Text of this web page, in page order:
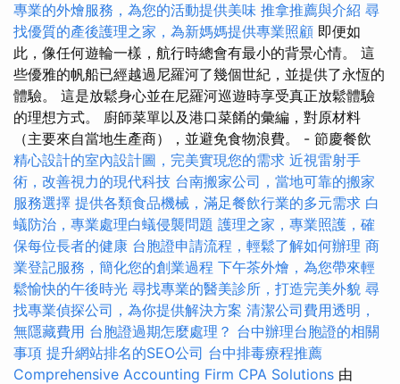
專業的外燴服務，為您的活動提供美味 推拿推薦與介紹 尋
找優質的產後護理之家，為新媽媽提供專業照顧 即便如
此，像任何遊輪一樣，航行時總會有最小的背景心情。 這
些優雅的帆船已經越過尼羅河了幾個世紀，並提供了永恆的
體驗。 這是放鬆身心並在尼羅河巡遊時享受真正放鬆體驗
的理想方式。 廚師菜單以及港口菜餚的彙編，對原材料
（主要來自當地生產商），並避免食物浪費。 - 節慶餐飲
精心設計的室內設計圖，完美實現您的需求 近視雷射手
術，改善視力的現代科技 台南搬家公司，當地可靠的搬家
服務選擇 提供各類食品機械，滿足餐飲行業的多元需求 白
蟻防治，專業處理白蟻侵襲問題 護理之家，專業照護，確
保每位長者的健康 台胞證申請流程，輕鬆了解如何辦理 商
業登記服務，簡化您的創業過程 下午茶外燴，為您帶來輕
鬆愉快的午後時光 尋找專業的醫美診所，打造完美外貌 尋
找專業偵探公司，為你提供解決方案 清潔公司費用透明，
無隱藏費用 台胞證過期怎麼處理？ 台中辦理台胞證的相關
事項 提升網站排名的SEO公司 台中排毒療程推薦
Comprehensive Accounting Firm CPA Solutions 由